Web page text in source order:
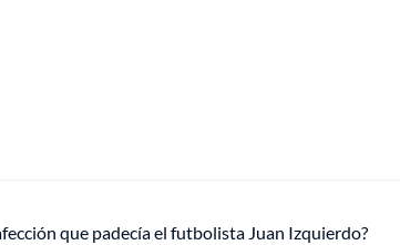
que padecía el futbolista Juan Izquierdo?